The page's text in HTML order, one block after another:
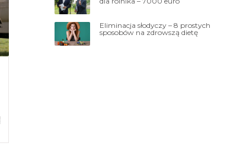
Eliminacja słodyczy – 8 prostych
sposobów na zdrowszą dietę